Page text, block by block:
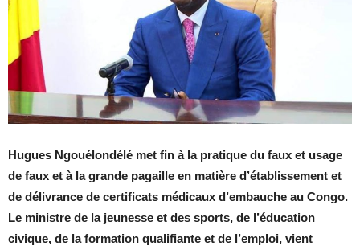
Hugues Ngouélondélé met fin à la pratique du faux et usage
de faux et à la grande pagaille en matière d’établissement et
de délivrance de certificats médicaux d’embauche au Congo.
Le ministre de la jeunesse et des sports, de l’éducation
civique, de la formation qualifiante et de l’emploi, vient